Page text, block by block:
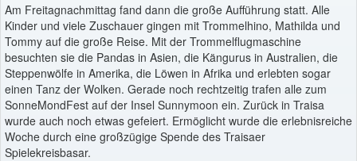
Am Freitagnachmittag fand dann die große Aufführung statt. Alle
Kinder und viele Zuschauer gingen mit Trommelhino, Mathilda und
Tommy auf die große Reise. Mit der Trommelflugmaschine
besuchten sie die Pandas in Asien, die Kängurus in Australien, die
Steppenwölfe in Amerika, die Löwen in Afrika und erlebten sogar
einen Tanz der Wolken. Gerade noch rechtzeitig trafen alle zum
SonneMondFest auf der Insel Sunnymoon ein. Zurück in Traisa
wurde auch noch etwas gefeiert. Ermöglicht wurde die erlebnisreiche
Woche durch eine großzügige Spende des Traisaer
Spielekreisbasar.